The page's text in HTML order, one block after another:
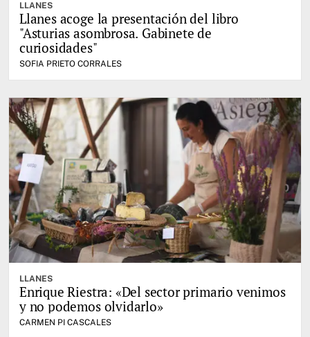
LLANES
Llanes acoge la presentación del libro
"Asturias asombrosa. Gabinete de
curiosidades"
SOFIA PRIETO CORRALES
LLANES
Enrique Riestra: «Del sector primario venimos
y no podemos olvidarlo»
CARMEN PI CASCALES